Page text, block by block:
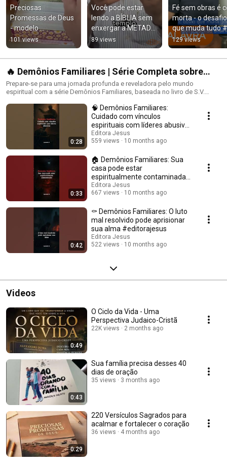
Preciosas
Promessas de Deus
- modelo
Camponesa
#editorajesus
#deustemumapalav
rapravoce
101 views
Você pode estar
lendo a BÍBLIA sem
enxergar a METADE
da cena…
#segredosjudaicos
89 views
Fé sem obras é
morta - o desafio
que muda tudo
#desafio
129 views
🔥 Demônios Familiares | Série Completa sobre
Libertação Espiritual Baseada no Livro de S.V.
Milton | Editora Jesus
Prepare-se para uma jornada profunda e reveladora pelo mundo
espiritual com a série Demônios Familiares, baseada no livro de S.V.
das famílias, causando doenças, ruína emocional, conflitos e destruição
de lares — tudo isso à luz da Bíblia. 📘 Cada episódio revela verdades
ocultas, com explicações práticas e autoridade espiritual para você
discernir, resistir e se libertar dessas influências invisíveis. 👉 O que você
vai encontrar nesta playlist: O que são demônios familiares e como eles
agem Heranças espirituais e maldições geracionais Como discernir
ataques espirituais dentro da família Práticas bíblicas para libertação real
sequência e receba ferramentas espirituais para proteger sua casa, sua
mente e sua família. 📖 Baseado no livro: “Demônios Familiares – A
Realidade do Mundo Espiritual e as Armas para a Vitória”
#DemôniosFamiliares #LibertaçãoEspiritual #Cristianismo
0:28
🧠 Demônios Familiares:
Cuidado com vínculos
espirituais com líderes abusivos
#editorajesus
Editora Jesus
559 views
10 months ago
0:33
🏠 Demônios Familiares: Sua
casa pode estar
espiritualmente contaminada
#editorajesus
Editora Jesus
667 views
10 months ago
0:42
⚰️ Demônios Familiares: O luto
mal resolvido pode aprisionar
sua alma #editorajesus
Editora Jesus
522 views
10 months ago
Videos
0:49
O Ciclo da Vida - Uma
Perspectiva Judaico-Cristã
22K views 2 months ago
0:43
Sua família precisa desses 40
dias de oração
35 views 3 months ago
0:29
220 Versículos Sagrados para
acalmar e fortalecer o coração
36 views 4 months ago